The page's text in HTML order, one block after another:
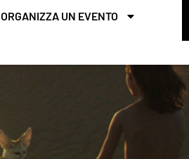
ORGANIZZA UN EVENTO